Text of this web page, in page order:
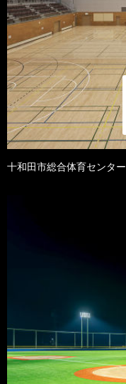
十和田市総合体育センター